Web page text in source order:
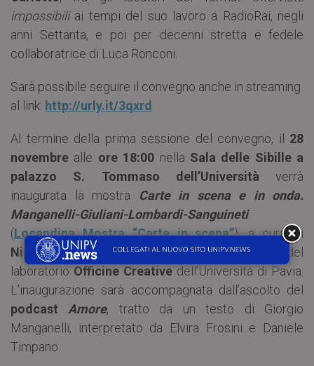
impossibili ai tempi del suo lavoro a RadioRai, negli
anni Settanta, e poi per decenni stretta e fedele
collaboratrice di Luca Ronconi.
Sarà possibile seguire il convegno anche in streaming
al link: http://urly.it/3qxrd
Al termine della prima sessione del convegno, il 28
novembre alle ore 18:00 nella Sala delle Sibille a
palazzo S. Tommaso dell’Università verrà
inaugurata la mostra
Carte in scena e in onda.
Manganelli-Giuliani-Lombardi-Sanguineti
(Locandina Mostra “Carte in scena”), a cura di
Nicoletta Trotta
realizzata con la collaborazione del
laboratorio Officine Creative dell’Università di Pavia.
L’inaugurazione sarà accompagnata dall’ascolto del
podcast Amore, tratto da un testo di Giorgio
Manganelli, interpretato da Elvira Frosini e Daniele
Timpano.